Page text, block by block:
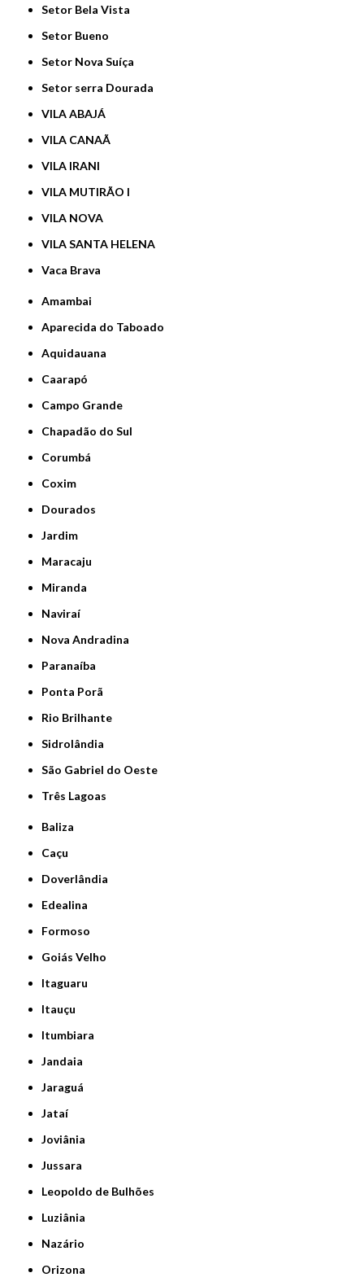
Setor Bela Vista
Setor Bueno
Setor Nova Suíça
Setor serra Dourada
VILA ABAJÁ
VILA CANAÃ
VILA IRANI
VILA MUTIRÃO I
VILA NOVA
VILA SANTA HELENA
Vaca Brava
Amambai
Aparecida do Taboado
Aquidauana
Caarapó
Campo Grande
Chapadão do Sul
Corumbá
Coxim
Dourados
Jardim
Maracaju
Miranda
Naviraí
Nova Andradina
Paranaíba
Ponta Porã
Rio Brilhante
Sidrolândia
São Gabriel do Oeste
Três Lagoas
Baliza
Caçu
Doverlândia
Edealina
Formoso
Goiás Velho
Itaguaru
Itauçu
Itumbiara
Jandaia
Jaraguá
Jataí
Joviânia
Jussara
Leopoldo de Bulhões
Luziânia
Nazário
Orizona